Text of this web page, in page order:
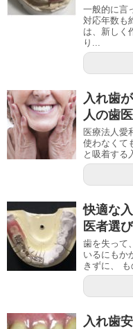
一般的に言
対応年数も
は、新しく
り...
入れ歯
人の歯
医療法人愛
使わなくて
と吸着する
快適な
医者選び
歯を失って
いるにもか
きずに、 も
入れ歯